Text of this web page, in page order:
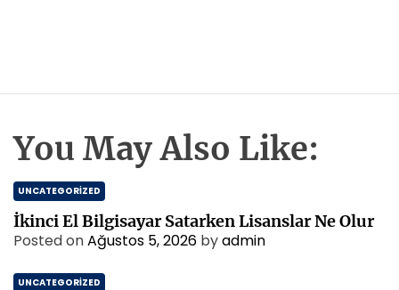
You May Also Like:
UNCATEGORIZED
İkinci El Bilgisayar Satarken Lisanslar Ne Olur
Posted onAğustos 5, 2026 byadmin
UNCATEGORIZED